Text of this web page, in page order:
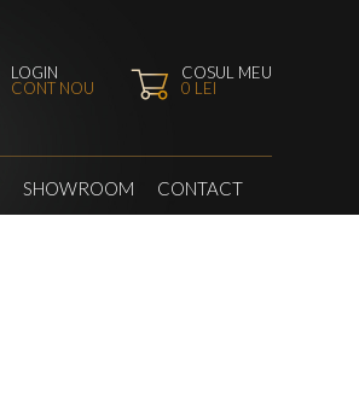
COSUL MEU
0 LEI
LOGIN
CONT NOU
SHOWROOM CONTACT